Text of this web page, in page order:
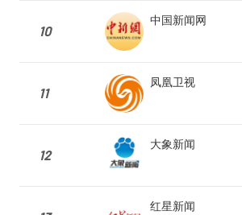
10
中国新闻网
11
凤凰卫视
12
大象新闻
红星新闻